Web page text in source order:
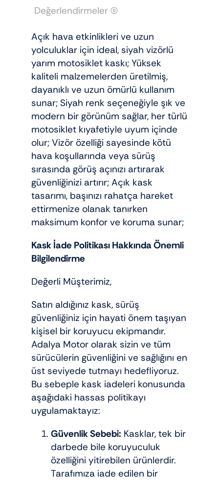
Değerlendirmeler (0)
Açık hava etkinlikleri ve uzun
yolculuklar için ideal, siyah vizörlü
yarım motosiklet kaskı; Yüksek
kaliteli malzemelerden üretilmiş,
dayanıklı ve uzun ömürlü kullanım
sunar; Siyah renk seçeneğiyle şık ve
modern bir görünüm sağlar, her türlü
motosiklet kıyafetiyle uyum içinde
olur; Vizör özelliği sayesinde kötü
hava koşullarında veya sürüş
sırasında görüş açınızı artırarak
güvenliğinizi artırır; Açık kask
tasarımı, başınızı rahatça hareket
ettirmenize olanak tanırken
maksimum konfor ve koruma sunar;
Kask İade Politikası Hakkında Önemli
Bilgilendirme
Değerli Müşterimiz,
Satın aldığınız kask, sürüş
güvenliğiniz için hayati önem taşıyan
kişisel bir koruyucu ekipmandır.
Adalya Motor olarak sizin ve tüm
sürücülerin güvenliğini ve sağlığını en
üst seviyede tutmayı hedefliyoruz.
Bu sebeple kask iadeleri konusunda
aşağıdaki hassas politikayı
uygulamaktayız:
Güvenlik Sebebi: Kasklar, tek bir
darbede bile koruyuculuk
özelliğini yitirebilen ürünlerdir.
Tarafımıza iade edilen bir